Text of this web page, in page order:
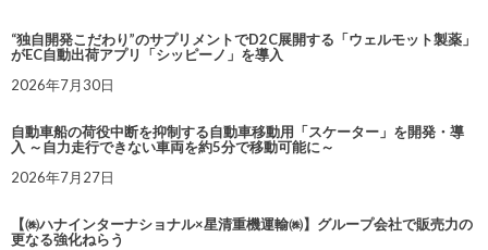
“独自開発こだわり”のサプリメントでD2C展開する「ウェルモット製薬」
がEC自動出荷アプリ「シッピーノ」を導入
2026年7月30日
自動車船の荷役中断を抑制する自動車移動用「スケーター」を開発・導
入 ～自力走行できない車両を約5分で移動可能に～
2026年7月27日
【㈱ハナインターナショナル×星清重機運輸㈱】グループ会社で販売力の
更なる強化ねらう